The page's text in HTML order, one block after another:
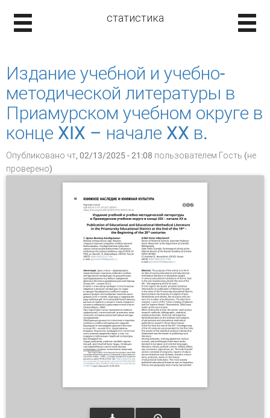
статистика
Издание учебной и учебно-
методической литературы в
Приамурском учебном округе в
конце XIX – начале XX в.
Опубликовано чт, 02/13/2025 - 21:08 пользователем Гость (не
проверено)